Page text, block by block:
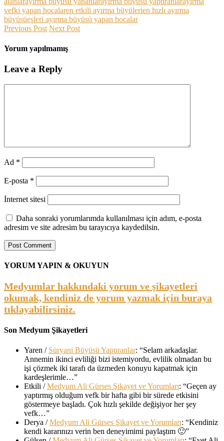
vefki yapan hocalaren etkili ayırma büyülerien hızlı ayırma
büyüsüeşleri ayırma büyüsü yapan hocalar
Previous Post Next Post
Yorum yapılmamış
Leave a Reply
Ad *
E-posta *
İnternet sitesi
Daha sonraki yorumlarımda kullanılması için adım, e-posta
adresim ve site adresim bu tarayıcıya kaydedilsin.
YORUM YAPIN & OKUYUN
Medyumlar hakkındaki yorum ve şikayetleri
okumak, kendiniz de yorum yazmak için buraya
tıklayabilirsiniz.
Son Medyum Şikayetleri
Yaren / Süryani Büyüsü Yaptıranlar: “Selam arkadaşlar.
Annemin ikinci evliliği bizi istemiyordu, evlilik olmadan bu
işi çözmek iki tarafı da üzmeden konuyu kapatmak için
kardeşlerimle…”
Etkili /Medyum Ali Gürses Şikayet ve Yorumları: “Geçen ay
yaptırmış olduğum vefk bir hafta gibi bir sürede etkisini
göstermeye başladı. Çok hızlı şekilde değişiyor her şey
vefk…”
Derya /Medyum Ali Gürses Şikayet ve Yorumları: “Kendiniz
kendi kararınızı verin ben deneyimimi paylaştım 🙂”